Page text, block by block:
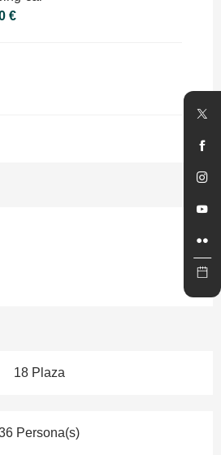
€
18 Plaza
Persona(s)